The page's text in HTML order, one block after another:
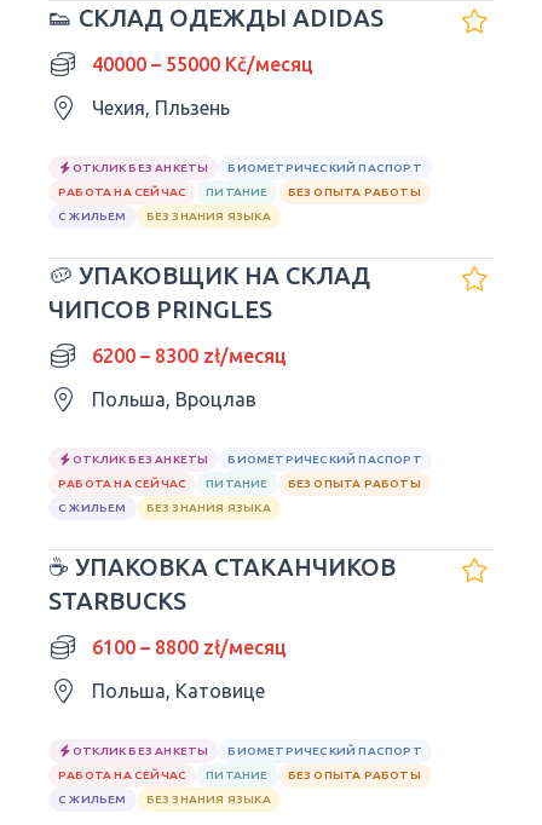
👟 СКЛАД ОДЕЖДЫ ADIDAS
40000 – 55000 Kč/месяц
Чехия, Пльзень
ОТКЛИК БЕЗ АНКЕТЫ
БИОМЕТРИЧЕСКИЙ ПАСПОРТ
РАБОТА НА СЕЙЧАС
ПИТАНИЕ
БЕЗ ОПЫТА РАБОТЫ
С ЖИЛЬЕМ
БЕЗ ЗНАНИЯ ЯЗЫКА
🥔 УПАКОВЩИК НА СКЛАД
ЧИПСОВ PRINGLES
6200 – 8300 zł/месяц
Польша, Вроцлав
ОТКЛИК БЕЗ АНКЕТЫ
БИОМЕТРИЧЕСКИЙ ПАСПОРТ
РАБОТА НА СЕЙЧАС
ПИТАНИЕ
БЕЗ ОПЫТА РАБОТЫ
С ЖИЛЬЕМ
БЕЗ ЗНАНИЯ ЯЗЫКА
☕ УПАКОВКА СТАКАНЧИКОВ
STARBUCKS
6100 – 8800 zł/месяц
Польша, Катовице
ОТКЛИК БЕЗ АНКЕТЫ
БИОМЕТРИЧЕСКИЙ ПАСПОРТ
РАБОТА НА СЕЙЧАС
ПИТАНИЕ
БЕЗ ОПЫТА РАБОТЫ
С ЖИЛЬЕМ
БЕЗ ЗНАНИЯ ЯЗЫКА